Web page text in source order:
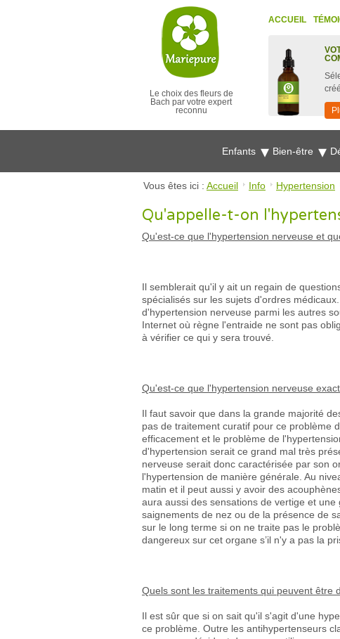
Le choix des fleurs de
Bach par votre expert
reconnu
ACCUEIL
Enfants Bien-être
Vous êtes ici : Accueil Info Hypertension
Qu'appelle-t-on
Qu'est-ce que l'hypertension nerveuse et
Il semblerait qu'il y ait un regain de
spécialisés sur les sujets d'ordres
d'hypertension nerveuse parmi les autres
Internet où règne l'entraide ne sont pas
à vérifier ce qui y sera trouvé.
Qu'est-ce que l'hypertension nerveuse
Il faut savoir que dans la grande majorité
pas de traitement curatif pour ce problème
efficacement et le problème de
d'hypertension serait ce grand mal très
nerveuse serait donc caractérisée par son
l'hypertension de manière générale. Au
matin et il peut aussi y avoir des
aura aussi des sensations de vertige et
saignements de nez ou de la présence de
sur le long terme si on ne traite pas le
dangereux sur cet organe s’il n'y a pas la
Quels sont les traitements qui peuvent être
Il est sûr que si on sait qu'il s'agit d'une
ce problème. Outre les antihypertenseurs